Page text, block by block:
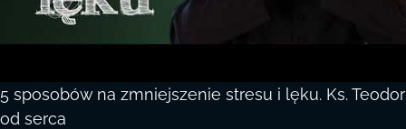
5 sposobów na zmniejszenie stresu i lęku. Ks. Teodor
od serca